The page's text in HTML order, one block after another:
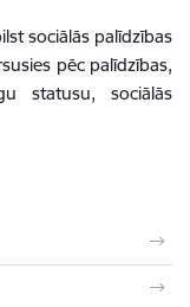
sociālās palīdzības
pēc palīdzības,
statusu, sociālās